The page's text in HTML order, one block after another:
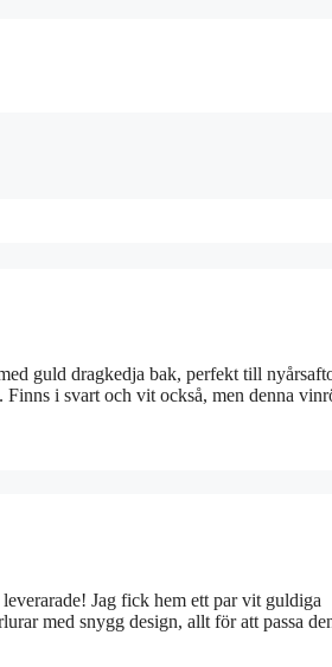
guld dragkedja bak, perfekt till
i svart och vit också, men denna
Jag fick hem ett par vit guldiga
med snygg design, allt för att passa